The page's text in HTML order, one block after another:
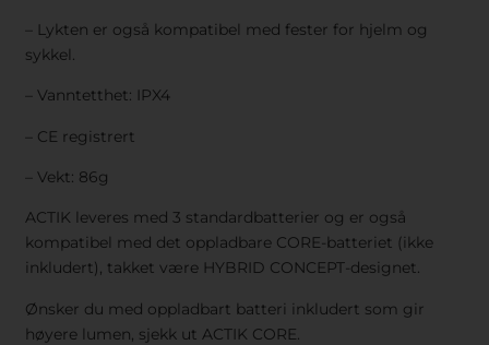
– Lykten er også kompatibel med fester for hjelm og
sykkel.
– Vanntetthet: IPX4
– CE registrert
– Vekt: 86g
ACTIK leveres med 3 standardbatterier og er også
kompatibel med det oppladbare CORE-batteriet (ikke
inkludert), takket være HYBRID CONCEPT-designet.
Ønsker du med oppladbart batteri inkludert som gir
høyere lumen, sjekk ut ACTIK CORE.